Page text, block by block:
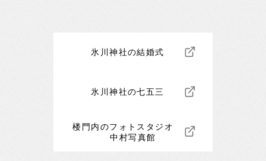
氷川神社の結婚式
氷川神社の七五三
楼門内のフォトスタジオ
中村写真館